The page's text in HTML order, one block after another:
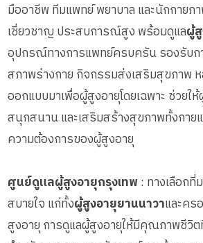
มืออาชีพ ทีมแพทย์ พยาบาล และนักกายภ
เชี่ยวชาญ ประสบการณ์สูง พร้อมดูแลผู้
อุปกรณ์ทางการแพทย์ครบครัน รองรับ
สภาพร่างกาย กิจกรรมส่งเสริมสุขภาพ
ออกแบบมาเพื่อผู้สูงอายุโดยเฉพาะ ช่วยใ
สนุกสนาน และเสริมสร้างสุขภาพทั้งกาย
ความต้องการของผู้สูงอายุ
ศูนย์ดูแลผู้สูงอายุกรุงเทพ : ทางเลือก
สบายใจ แก่ทั้งผู้สูงอายุยานนาวาและค
สูงอายุ การดูแลผู้สูงอายุให้มีคุณภาพชีวิต